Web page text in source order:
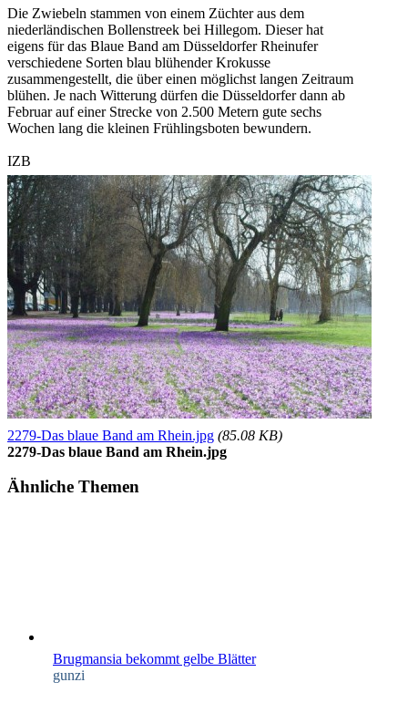
Die Zwiebeln stammen von einem Züchter aus dem
niederländischen Bollenstreek bei Hillegom. Dieser hat
eigens für das Blaue Band am Düsseldorfer Rheinufer
verschiedene Sorten blau blühender Krokusse
zusammengestellt, die über einen möglichst langen Zeitraum
blühen. Je nach Witterung dürfen die Düsseldorfer dann ab
Februar auf einer Strecke von 2.500 Metern gute sechs
Wochen lang die kleinen Frühlingsboten bewundern.
IZB
2279-Das blaue Band am Rhein.jpg (85.08 KB)
2279-Das blaue Band am Rhein.jpg
Ähnliche Themen
Brugmansia bekommt gelbe Blätter
gunzi